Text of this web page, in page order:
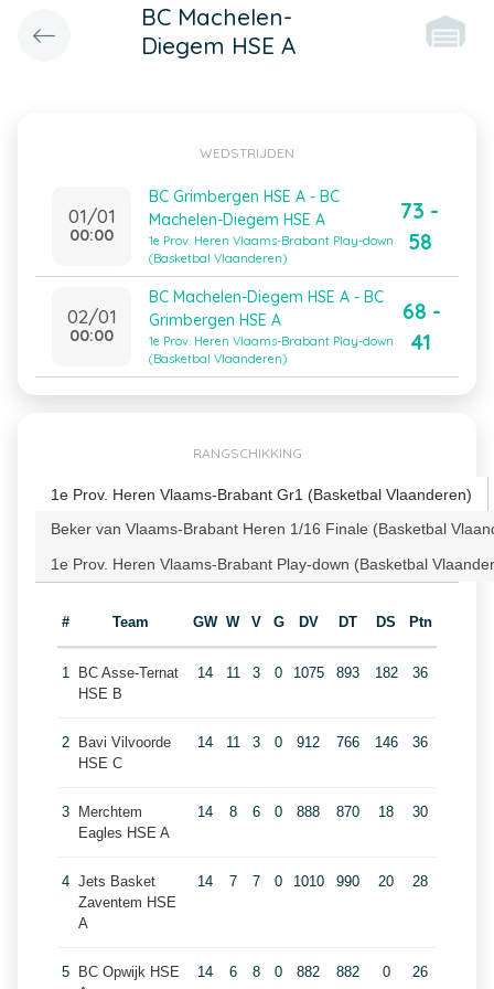
BC Machelen-
Diegem HSE A
WEDSTRIJDEN
01/01
00:00
BC Grimbergen HSE A - BC
Machelen-Diegem HSE A
1e Prov. Heren Vlaams-Brabant Play-down
(Basketbal Vlaanderen)
73 -
58
02/01
00:00
BC Machelen-Diegem HSE A - BC
Grimbergen HSE A
1e Prov. Heren Vlaams-Brabant Play-down
(Basketbal Vlaanderen)
68 -
41
RANGSCHIKKING
1e Prov. Heren Vlaams-Brabant Gr1 (Basketbal Vlaanderen)
Beker van Vlaams-Brabant Heren 1/16 Finale (Basketbal
1e Prov. Heren Vlaams-Brabant Play-down (Basketbal
# Team GW W V G DV DT DS Ptn
1
BC Asse-Ternat
HSE B
14 11 3 0 1075 893 182 36
2
Bavi Vilvoorde
HSE C
14 11 3 0 912 766 146 36
3
Merchtem
Eagles HSE A
14 8 6 0 888 870 18 30
4 Jets Basket
Zaventem HSE
A
14 7 7 0 1010 990 20 28
5
BC Opwijk HSE
14 6 8 0 882 882 0 26